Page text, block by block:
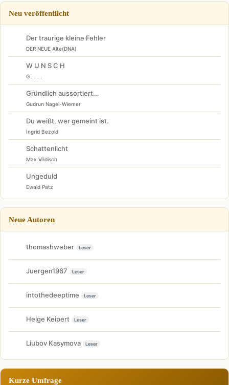
Neu veröffentlicht
Der traurige kleine Fehler
DER NEUE Alte(DNA)
W U N S C H
G . . . .
Gründlich aussortiert...
Gudrun Nagel-Wiemer
Du weißt, wer gemeint ist.
Ingrid Bezold
Schattenlicht
Max Vödisch
Ungeduld
Ewald Patz
Neue Autoren
thomashweber Leser
Juergen1967 Leser
intothedeeptime Leser
Helge Keipert Leser
Liubov Kasymova Leser
Kurze Umfrage